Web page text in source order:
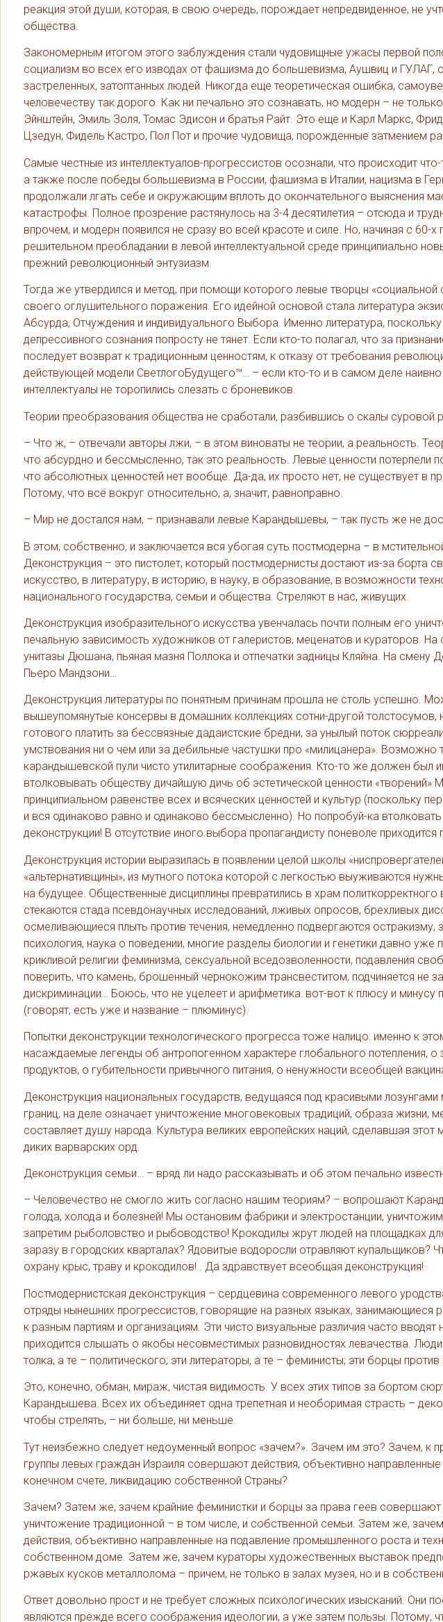
реакция этой души, которая, в свою очередь, порождает непредвиденное, не
общества.
Закономерным итогом этого заблуждения стали чудовищные ужасы первой
социализм во всех его изводах от фашизма до большевизма, Аушвиц и ГУЛАГ,
застреленных, затоптанных людей. Никогда еще теоретическая ошибка,
человечеству так дорого. Как ни печально это сознавать, но модерн – не
Эйнштейн, Эмиль Золя, Томас Эдисон и братья Райт. Это еще и Карл Маркс,
Цзедун, Фидель Кастро, Пол Пот и прочие чудовища, порожденные затмением
Самые честные из интеллектуалов-прогрессистов осознали, что происходит
а также после победы большевизма в России, фашизма в Италии, нацизма в
продолжали лгать себе и окружающим вплоть до окончательного выяснения
катастрофы. Полное прозрение растянулось на 3-4 десятилетия – отсюда и
впрочем, и модерн появился не сразу во всей красоте и силе. Но, начиная с
решительном преобладании в левой интеллектуальной среде принципиально
прежний революционный энтузиазм.
Тогда же утвердился и метод, при помощи которого левые творцы «социальной
своего оглушительного поражения. Его идейной основой стала литература
Абсурда, Отчуждения и индивидуального Выбора. Именно литература,
депрессивного сознания попросту не тянет. Если кто-то полагал, что за
последует возврат к традиционным ценностям, к отказу от требования
действующей модели СветлогоБудущего™… – если кто-то и в самом деле
интеллектуалы не торопились слезать с броневиков.
Теории преобразования общества не сработали, разбившись о скалы суровой
– Что ж, – отвечали авторы лжи, – в этом виноваты не теории, а реальность.
что абсурдно и бессмысленно, так это реальность. Левые ценности
что абсолютных ценностей нет вообще. Да-да, их просто нет, не существует в
Потому, что всё вокруг относительно, а, значит, равноправно.
– Мир не достался нам, – признавали левые Карандышевы, – так пусть же не
В этом, собственно, и заключается вся убогая суть постмодерна – в
Деконструкция – это пистолет, который постмодернисты достают из-за борта
искусство, в литературу, в историю, в науку, в образование, в возможности
национального государства, семьи и общества. Стреляют в нас, живущих.
Деконструкция изобразительного искусства увенчалась почти полным его
печальную зависимость художников от галеристов, меценатов и кураторов.
унитазы Дюшана, пьяная мазня Поллока и отпечатки задницы Кляйна. На смену
Пьеро Мандзони…
Деконструкция литературы по понятным причинам прошла не столь успешно.
вышеупомянутые консервы в домашних коллекциях сотни-другой толстосумов,
готового платить за бессвязные дадаистские бредни, за унылый поток
умствования ни о чем или за дебильные частушки про «милицанера». Возможно
карандышевской пули чисто утилитарные соображения. Кто-то же должен был
втолковывать обществу дичайшую дичь об эстетической ценности «творений»
принципиальном равенстве всех и всяческих ценностей и культур (поскольку
и вся одинаково равно и одинаково бессмысленно). Но попробуй-ка
деконструкции! В отсутствие иного выбора пропагандисту поневоле
Деконструкция истории выразилась в появлении целой школы
«альтернативщины», из мутного потока которой с легкостью выуживаются
на будущее. Общественные дисциплины превратились в храм
стекаются стада псевдонаучных исследований, лживых опросов, брехливых
осмеливающиеся плыть против течения, немедленно подвергаются
психология, наука о поведении, многие разделы биологии и генетики давно
крикливой религии феминизма, сексуальной вседозволенности, подавления
поверить, что камень, брошенный чернокожим трансвеститом, подчиняется не
дискриминации… Боюсь, что не уцелеет и арифметика: вот-вот к плюсу и минусу
(говорят, есть уже и название – плюминус).
Попытки деконструкции технологического прогресса тоже налицо: именно к
насаждаемые легенды об антропогенном характере глобального потепления,
продуктов, о губительности привычного питания, о ненужности всеобщей
Деконструкция национальных государств, ведущаяся под красивыми лозунгами
границ, на деле означает уничтожение многовековых традиций, образа жизни,
составляет душу народа. Культура великих европейских наций, сделавшая
диких варварских орд.
Деконструкция семьи… – вряд ли надо рассказывать и об этом печально
– Человечество не смогло жить согласно нашим теориям? – вопрошают
голода, холода и болезней! Мы остановим фабрики и электростанции,
запретим рыболовство и рыбоводство! Крокодилы жрут людей на площадках
заразу в городских кварталах? Ядовитые водоросли отравляют
охрану крыс, траву и крокодилов!.. Да здравствует всеобщая деконструкция!
Постмодернистская деконструкция – сердцевина современного левого
отряды нынешних прогрессистов, говорящие на разных языках, занимающиеся
к разным партиям и организациям. Эти чисто визуальные различия часто
приходится слышать о якобы несовместимых разновидностях левачества.
толка, а те – политического; эти литераторы, а те – феминисты; эти борцы
Это, конечно, обман, мираж, чистая видимость. У всех этих типов за бортом
Карандышева. Всех их объединяет одна трепетная и необоримая страсть –
чтобы стрелять, – ни больше, ни меньше.
Тут неизбежно следует недоуменный вопрос «зачем?». Зачем им это? Зачем, к
группы левых граждан Израиля совершают действия, объективно
конечном счете, ликвидацию собственной Страны?
Зачем? Затем же, зачем крайние феминистки и борцы за права геев
уничтожение традиционной – в том числе, и собственной семьи. Затем же,
действия, объективно направленные на подавление промышленного роста и
собственном доме. Затем же, зачем кураторы художественных выставок
ржавых кусков металлолома – причем, не только в залах музея, но и в
Ответ довольно прост и не требует сложных психологических изысканий. Они
являются прежде всего соображения идеологии, а уже затем пользы. Потому,